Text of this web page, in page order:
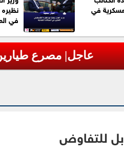
في
في
حرائق غابات
للتفاوض